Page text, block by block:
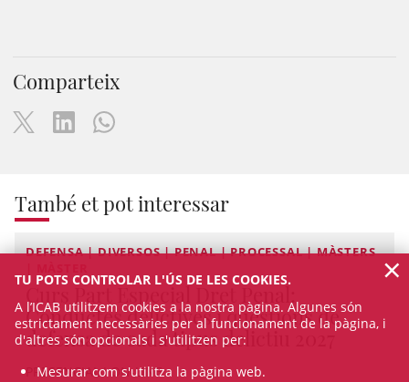
Comparteix
També et pot interessar
DEFENSA | DIVERSOS | PENAL | PROCESSAL | MÀSTERS
Conductes delictives i qüestions de
defensa de cada tipus delictiu 2027
PRESENCIAL I ON-LINE
TU POTS CONTROLAR L'ÚS DE LES COOKIES.
A l’ICAB utilitzem cookies a la nostra pàgina. Algunes són
estrictament necessàries per al funcionament de la pàgina, i
d'altres són opcionals i s'utilitzen per:
Mesurar com s'utilitza la pàgina web.
×